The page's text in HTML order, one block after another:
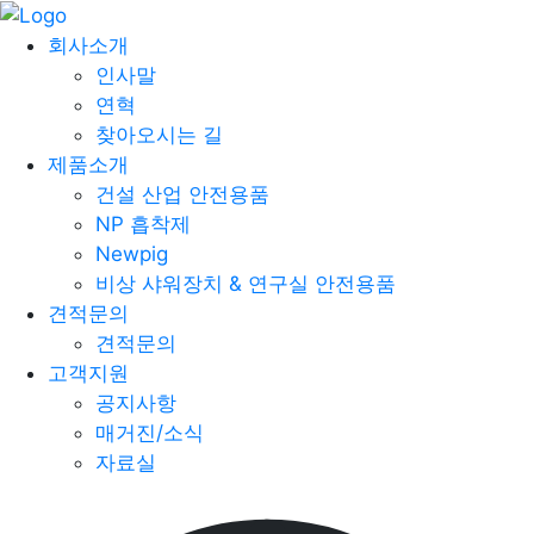
회사소개
인사말
연혁
찾아오시는 길
제품소개
건설 산업 안전용품
NP 흡착제
Newpig
비상 샤워장치 & 연구실 안전용품
견적문의
견적문의
고객지원
공지사항
매거진/소식
자료실